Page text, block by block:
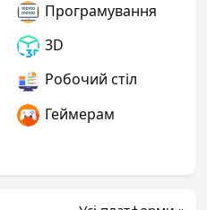
Програмування
3D
Робочий стіл
Геймерам